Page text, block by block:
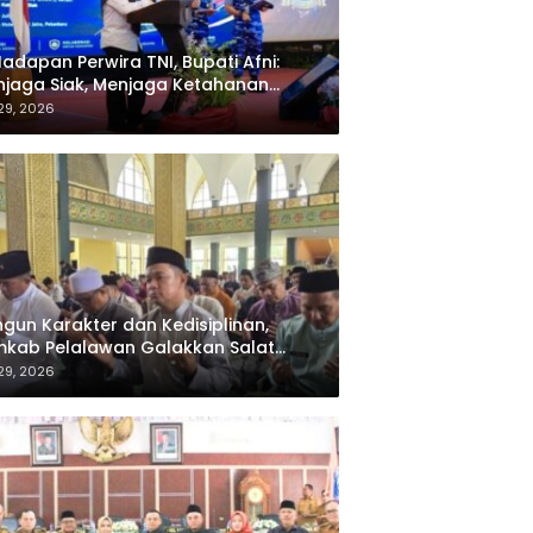
Perwira TNI, Bupati Afni:
Siak, Menjaga Ketahanan
Nasional
2026
Karakter dan Kedisiplinan,
Pelalawan Galakkan Salat
bagi ASN
2026